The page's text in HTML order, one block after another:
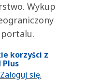
Wykup
korzyści z
Plus
Zaloguj się.